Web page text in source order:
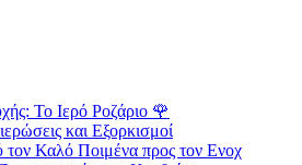
Το Ιερό Ροζάριο 🌹
και Εξορκισμοί
τον Καλό Ποιμένα προς τον Ενοχ